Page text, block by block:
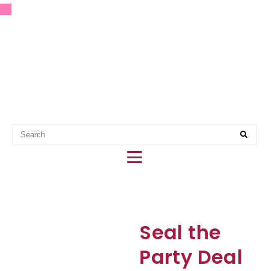
EERSTE HULP BIJ PARTY
PLANNING
Seal the
Party Deal